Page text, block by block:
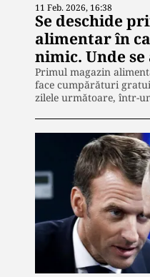
11 Feb. 2026, 16:38
Se deschide
alimentar în
nimic. Unde se
Primul magazin
face cumpărături
zilele următoare, într-